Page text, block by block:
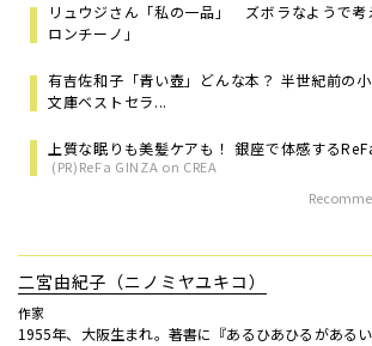
リュウジさん「私の一品」 ズボラなようで考
ロンチーノ」
有吉佐和子「青い壺」どんな本？ 半世紀前の
文庫ベストセラ...
上質な眠りも美髪ケアも！ 銀座で体感する
(PR)ReFa GINZA on CREA
二宮由紀子（ニノミヤユキコ）
作家
1955年、大阪生まれ。著書に『あるひあひるがある